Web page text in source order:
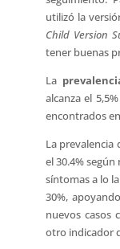
utilizó la
Child Version
tener buenas
La
alcanza el
encontrados
La prevalencia
el 30.4%
síntomas a lo
30%,
nuevos casos
otro indicador